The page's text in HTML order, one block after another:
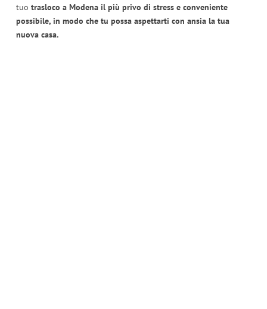
tuo trasloco a Modena il più privo di stress e conveniente
possibile, in modo che tu possa aspettarti con ansia la tua
nuova casa.